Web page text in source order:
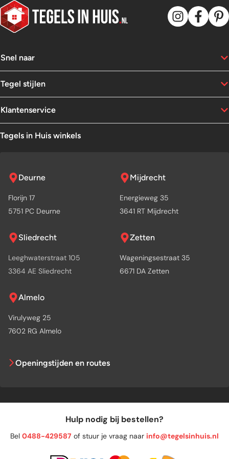
Snel naar
Tegel stijlen
Klantenservice
Tegels in Huis winkels
Deurne
Florijn 17
5751 PC Deurne
Mijdrecht
Energieweg 35
3641 RT Mijdrecht
Sliedrecht
Leeghwaterstraat 105
3364 AE Sliedrecht
Zetten
Wageningsestraat 35
6671 DA Zetten
Almelo
Virulyweg 25
7602 RG Almelo
Openingstijden en routes
Hulp nodig bij bestellen?
Bel 0488-429587 of stuur je vraag naar info@tegelsinhuis.nl